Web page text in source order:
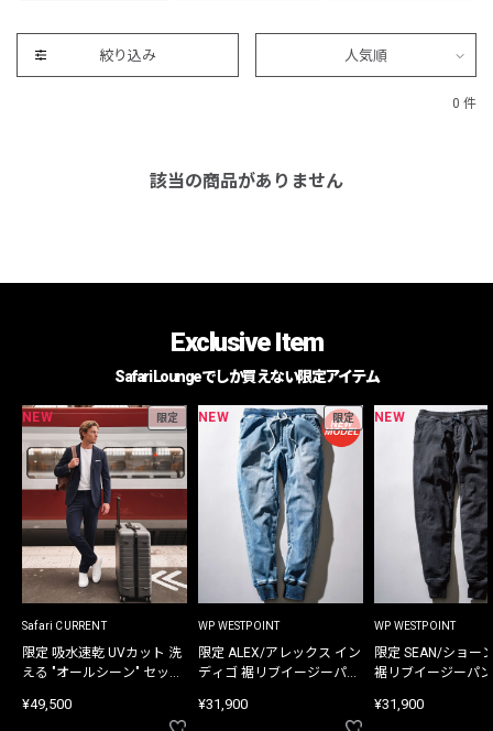
絞り込み 人気順
0 件
該当の商品がありません
Exclusive Item
Safari Loungeでしか買えない限定アイテム
NEW 限定
Safari CURRENT
限定 吸水速乾 UVカット 洗
える "オールシーン" セット
¥49,500
NEW 限定
WP WESTPOINT
限定 ALEX/アレックス イン
ディゴ 裾リブイージーパン
¥31,900
NEW
WP WESTPOINT
限定 SEAN/ショー
裾リブイージーパ
¥31,900